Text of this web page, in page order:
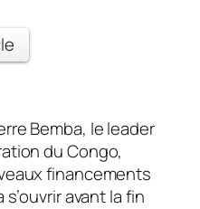
Bemba, le leader
du Congo,
financements
avant la fin